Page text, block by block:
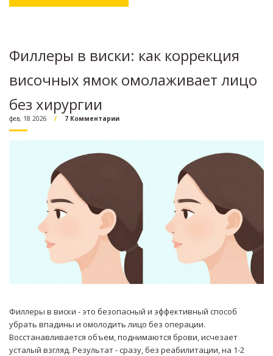
Филлеры в виски: как коррекция
височных ямок омолаживает лицо
без хирургии
фев, 18 2026 7 Комментарии
Филлеры в виски - это безопасный и эффективный способ
убрать впадины и омолодить лицо без операции.
Восстанавливается объем, поднимаются брови, исчезает
усталый взгляд. Результат - сразу, без реабилитации, на 1-2